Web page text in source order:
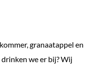
granaatappel en
we er bij? Wij